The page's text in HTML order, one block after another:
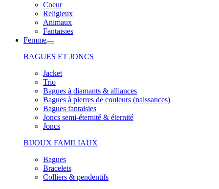
Coeur
Religieux
Animaux
Fantaisies
Femme
BAGUES ET JONCS
Jacket
Trio
Bagues à diamants & alliances
Bagues à pierres de couleurs (naissances)
Bagues fantaisies
Joncs semi-éternité & éternité
Joncs
BIJOUX FAMILIAUX
Bagues
Bracelets
Colliers & pendentifs